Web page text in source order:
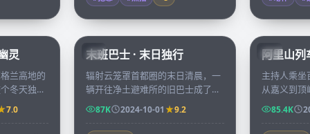
99:39
灵
兰高地的
冬天独自
一的住
7.0
KR
99:15
末班巴士 · 末日独行
辐射云笼罩首都圈的末日清晨，一
辆开往净土避难所的旧巴士成了七
位陌生人最后的方舟，途中每一站
都让他们必须重新评估彼此。
87K 2024-10-01 9.2
TW
阿里山列
主持人乘坐
从嘉义到
当地年轻
由，沿途
85.4K